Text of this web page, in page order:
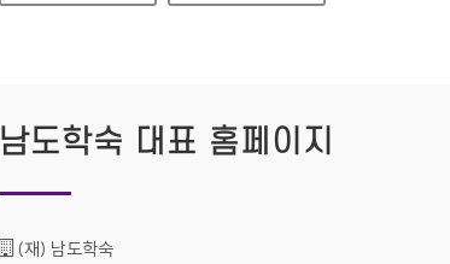
남도학숙 대표 홈페이지
기관명 :
(재) 남도학숙